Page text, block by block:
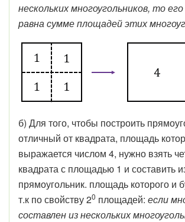
нескольких многоугольников, то
равна сумме площадей этих
б) Для того, чтобы построить
отличный от квадрата, площадь
выражается числом 4, нужно взять
квадрата с площадью 1 и составить
прямоугольник. площадь которого и
т.к по свойству 20 площадей: если
составлен из нескольких